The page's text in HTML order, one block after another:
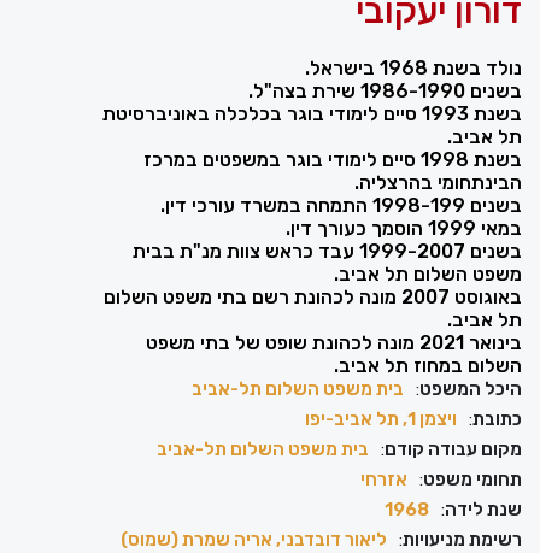
דורון יעקובי
נולד בשנת 1968 בישראל.
בשנים 1986-1990 שירת בצה"ל.
בשנת 1993 סיים לימודי בוגר בכלכלה באוניברסיטת
תל אביב.
בשנת 1998 סיים לימודי בוגר במשפטים במרכז
הבינתחומי בהרצליה.
בשנים 1998-199 התמחה במשרד עורכי דין.
במאי 1999 הוסמך כעורך דין.
בשנים 1999-2007 עבד כראש צוות מנ"ת בבית
משפט השלום תל אביב.
באוגוסט 2007 מונה לכהונת רשם בתי משפט השלום
תל אביב.
בינואר 2021 מונה לכהונת שופט של בתי משפט
השלום במחוז תל אביב.
היכל המשפט:
בית משפט השלום תל-אביב
כתובת:
ויצמן‬ 1, תל אביב-יפו
מקום עבודה קודם:
בית משפט השלום תל-אביב
תחומי משפט:
אזרחי
שנת לידה:
1968
רשימת מניעויות:
ליאור דובדבני, אריה שמרת (שמוס)